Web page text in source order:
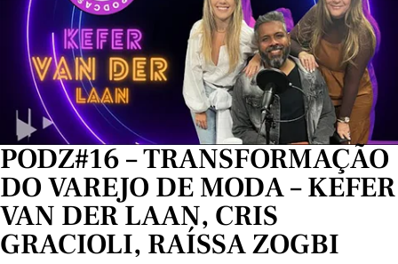
PODZ#16 – TRANSFORMAÇÃO
DO VAREJO DE MODA – KEFER
VAN DER LAAN, CRIS
GRACIOLI, RAÍSSA ZOGBI